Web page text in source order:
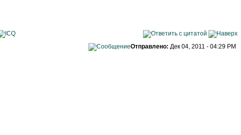
Отправлено: Дек 04, 2011 - 04:29 PM